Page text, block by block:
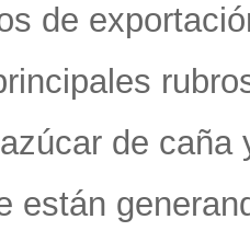
de
de
están